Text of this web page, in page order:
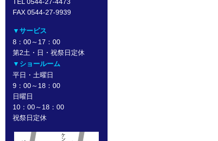
FAX 0544-27-9939
▼サービス
8：00～17：00
第2土・日・祝祭日定休
▼ショールーム
平日・土曜日
9：00～18：00
日曜日
10：00～18：00
祝祭日定休